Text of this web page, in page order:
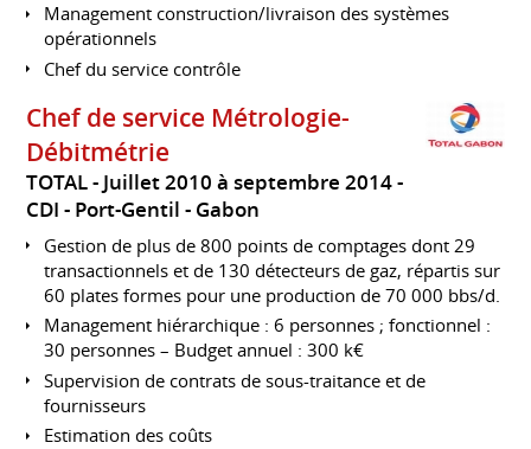
Management construction/livraison des systèmes
opérationnels
Chef du service contrôle
Chef de service Métrologie-
Débitmétrie
TOTAL
Juillet 2010 à septembre 2014
CDI
Port-Gentil Gabon
Gestion de plus de 800 points de comptages dont 29
transactionnels et de 130 détecteurs de gaz, répartis sur
60 plates formes pour une production de 70 000 bbs/d.
Management hiérarchique : 6 personnes ; fonctionnel :
30 personnes – Budget annuel : 300 k€
Supervision de contrats de sous-traitance et de
fournisseurs
Estimation des coûts